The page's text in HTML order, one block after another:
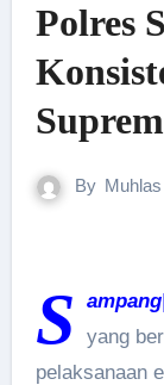
Polres
By Muhlas
S
yang
pelaksanaan